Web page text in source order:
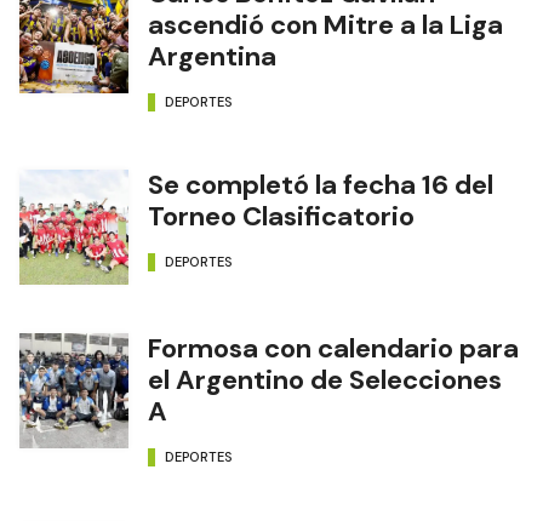
ascendió con Mitre a la Liga
Argentina
DEPORTES
Se completó la fecha 16 del
Torneo Clasificatorio
DEPORTES
Formosa con calendario para
el Argentino de Selecciones
A
DEPORTES